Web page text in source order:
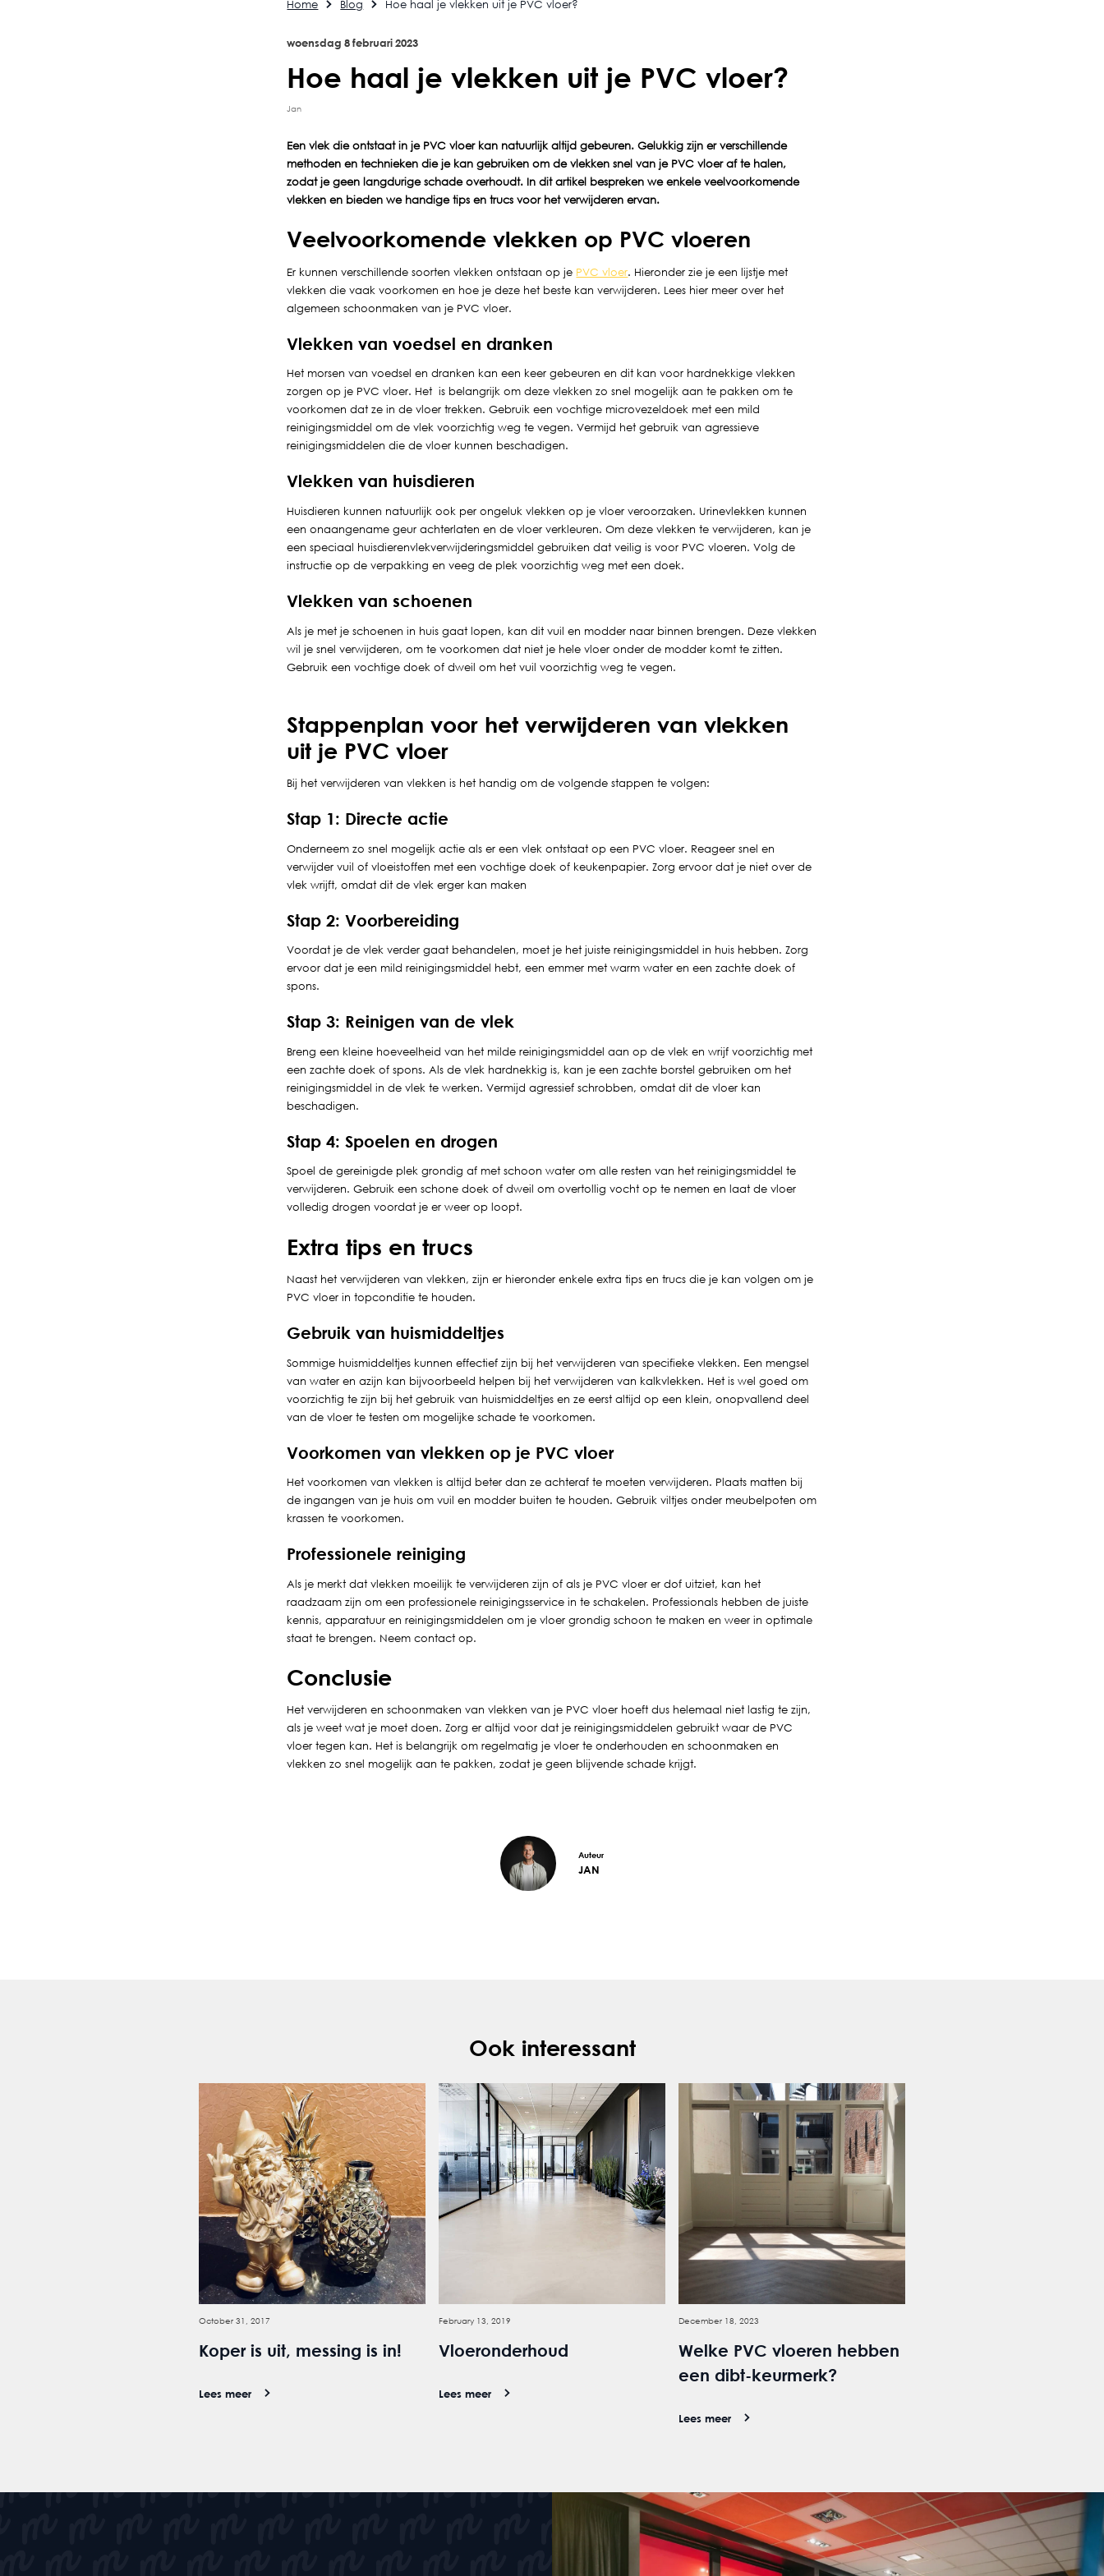
Home Blog Hoe haal je vlekken uit je PVC vloer?
woensdag 8februari2023
Hoe haal je vlekken uit je PVC vloer?
Jan
Een vlek die ontstaat in je PVC vloer kan natuurlijk altijd gebeuren. Gelukkig zijn er verschillende
methoden en technieken die je kan gebruiken om de vlekken snel van je PVC vloer af te halen,
zodat je geen langdurige schade overhoudt. In dit artikel bespreken we enkele veelvoorkomende
vlekken en bieden we handige tips en trucs voor het verwijderen ervan.
Veelvoorkomende vlekken op PVC vloeren
Er kunnen verschillende soorten vlekken ontstaan op je PVC vloer. Hieronder zie je een lijstje met
vlekken die vaak voorkomen en hoe je deze het beste kan verwijderen. Lees hier meer over het
algemeen schoonmaken van je PVC vloer.
Vlekken van voedsel en dranken
Het morsen van voedsel en dranken kan een keer gebeuren en dit kan voor hardnekkige vlekken
zorgen op je PVC vloer. Het is belangrijk om deze vlekken zo snel mogelijk aan te pakken om te
voorkomen dat ze in de vloer trekken. Gebruik een vochtige microvezeldoek met een mild
reinigingsmiddel om de vlek voorzichtig weg te vegen. Vermijd het gebruik van agressieve
reinigingsmiddelen die de vloer kunnen beschadigen.
Vlekken van huisdieren
Huisdieren kunnen natuurlijk ook per ongeluk vlekken op je vloer veroorzaken. Urinevlekken kunnen
een onaangename geur achterlaten en de vloer verkleuren. Om deze vlekken te verwijderen, kan je
een speciaal huisdierenvlekverwijderingsmiddel gebruiken dat veilig is voor PVC vloeren. Volg de
instructie op de verpakking en veeg de plek voorzichtig weg met een doek.
Vlekken van schoenen
Als je met je schoenen in huis gaat lopen, kan dit vuil en modder naar binnen brengen. Deze vlekken
wil je snel verwijderen, om te voorkomen dat niet je hele vloer onder de modder komt te zitten.
Gebruik een vochtige doek of dweil om het vuil voorzichtig weg te vegen.
Stappenplan voor het verwijderen van vlekken
uit je PVC vloer
Bij het verwijderen van vlekken is het handig om de volgende stappen te volgen:
Stap 1: Directe actie
Onderneem zo snel mogelijk actie als er een vlek ontstaat op een PVC vloer. Reageer snel en
verwijder vuil of vloeistoffen met een vochtige doek of keukenpapier. Zorg ervoor dat je niet over de
vlek wrijft, omdat dit de vlek erger kan maken
Stap 2: Voorbereiding
Voordat je de vlek verder gaat behandelen, moet je het juiste reinigingsmiddel in huis hebben. Zorg
ervoor dat je een mild reinigingsmiddel hebt, een emmer met warm water en een zachte doek of
spons.
Stap 3: Reinigen van de vlek
Breng een kleine hoeveelheid van het milde reinigingsmiddel aan op de vlek en wrijf voorzichtig met
een zachte doek of spons. Als de vlek hardnekkig is, kan je een zachte borstel gebruiken om het
reinigingsmiddel in de vlek te werken. Vermijd agressief schrobben, omdat dit de vloer kan
beschadigen.
Stap 4: Spoelen en drogen
Spoel de gereinigde plek grondig af met schoon water om alle resten van het reinigingsmiddel te
verwijderen. Gebruik een schone doek of dweil om overtollig vocht op te nemen en laat de vloer
volledig drogen voordat je er weer op loopt.
Extra tips en trucs
Naast het verwijderen van vlekken, zijn er hieronder enkele extra tips en trucs die je kan volgen om je
PVC vloer in topconditie te houden.
Gebruik van huismiddeltjes
Sommige huismiddeltjes kunnen effectief zijn bij het verwijderen van specifieke vlekken. Een mengsel
van water en azijn kan bijvoorbeeld helpen bij het verwijderen van kalkvlekken. Het is wel goed om
voorzichtig te zijn bij het gebruik van huismiddeltjes en ze eerst altijd op een klein, onopvallend deel
van de vloer te testen om mogelijke schade te voorkomen.
Voorkomen van vlekken op je PVC vloer
Het voorkomen van vlekken is altijd beter dan ze achteraf te moeten verwijderen. Plaats matten bij
de ingangen van je huis om vuil en modder buiten te houden. Gebruik viltjes onder meubelpoten om
krassen te voorkomen.
Professionele reiniging
Als je merkt dat vlekken moeilijk te verwijderen zijn of als je PVC vloer er dof uitziet, kan het
raadzaam zijn om een professionele reinigingsservice in te schakelen. Professionals hebben de juiste
kennis, apparatuur en reinigingsmiddelen om je vloer grondig schoon te maken en weer in optimale
staat te brengen. Neem contact op.
Conclusie
Het verwijderen en schoonmaken van vlekken van je PVC vloer hoeft dus helemaal niet lastig te zijn,
als je weet wat je moet doen. Zorg er altijd voor dat je reinigingsmiddelen gebruikt waar de PVC
vloer tegen kan. Het is belangrijk om regelmatig je vloer te onderhouden en schoonmaken en
vlekken zo snel mogelijk aan te pakken, zodat je geen blijvende schade krijgt.
Auteur
JAN
Ook interessant
October 31, 2017
Koper is uit, messing is in!
Lees meer
February 13, 2019
Vloeronderhoud
Lees meer
December 18, 2023
Welke PVC vloeren hebben
een dibt-keurmerk?
Lees meer